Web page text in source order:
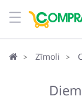
Zīmoli